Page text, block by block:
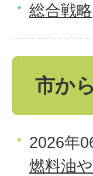
総合戦略
市か
2026年
燃料油